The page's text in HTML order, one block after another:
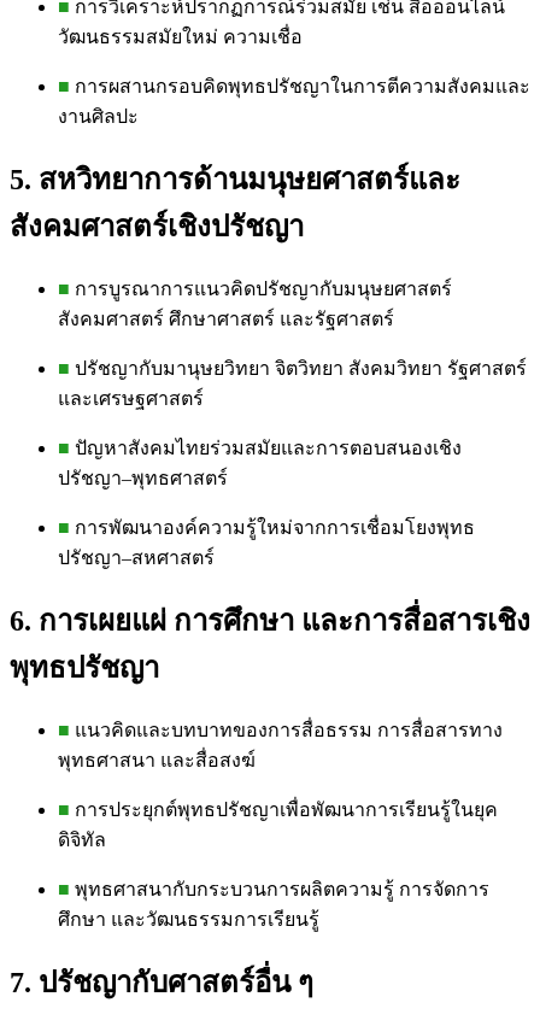
■ การวิเคราะห์ปรากฏการณ์ร่วมสมัย เช่น สื่อออนไลน์
วัฒนธรรมสมัยใหม่ ความเชื่อ
■ การผสานกรอบคิดพุทธปรัชญาในการตีความสังคมและ
งานศิลปะ
5. สหวิทยาการด้านมนุษยศาสตร์และ
สังคมศาสตร์เชิงปรัชญา
■ การบูรณาการแนวคิดปรัชญากับมนุษยศาสตร์
สังคมศาสตร์ ศึกษาศาสตร์ และรัฐศาสตร์
■ ปรัชญากับมานุษยวิทยา จิตวิทยา สังคมวิทยา รัฐศาสตร์
และเศรษฐศาสตร์
■ ปัญหาสังคมไทยร่วมสมัยและการตอบสนองเชิง
ปรัชญา–พุทธศาสตร์
■ การพัฒนาองค์ความรู้ใหม่จากการเชื่อมโยงพุทธ
ปรัชญา–สหศาสตร์
6. การเผยแผ่ การศึกษา และการสื่อสารเชิง
พุทธปรัชญา
■ แนวคิดและบทบาทของการสื่อธรรม การสื่อสารทาง
พุทธศาสนา และสื่อสงฆ์
■ การประยุกต์พุทธปรัชญาเพื่อพัฒนาการเรียนรู้ในยุค
ดิจิทัล
■ พุทธศาสนากับกระบวนการผลิตความรู้ การจัดการ
ศึกษา และวัฒนธรรมการเรียนรู้
7. ปรัชญากับศาสตร์อื่น ๆ